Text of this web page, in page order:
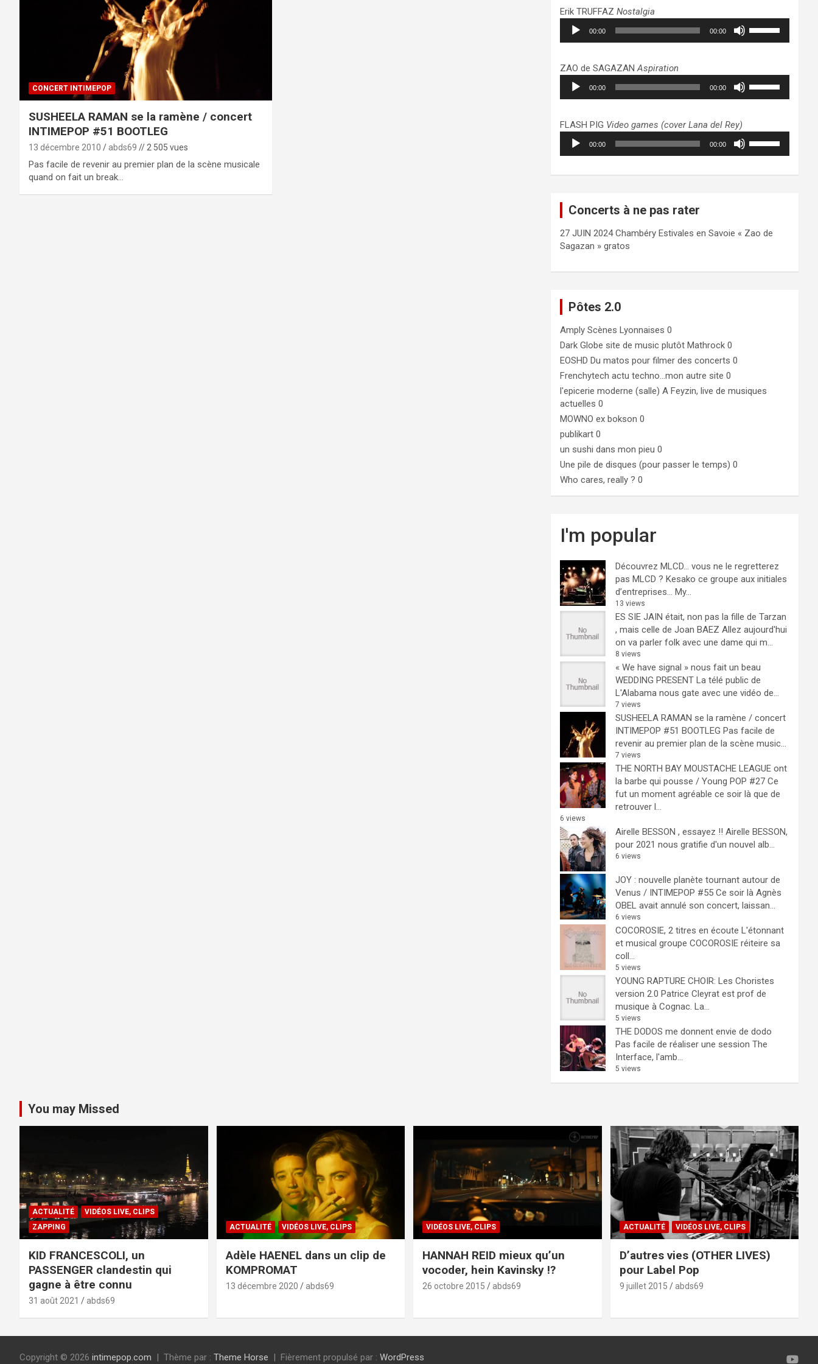
CONCERT INTIMEPOP
SUSHEELA RAMAN se la ramène / concert
INTIMEPOP #51 BOOTLEG
13 décembre 2010 abds69 // 2 505 vues
Pas facile de revenir au premier plan de la scène musicale
quand on fait un break…
pour
augmenter
ou
volume.
Erik TRUFFAZNostalgia
Lecteur
audio
00:00 00:00
pour
augmenter
ou
volume.
ZAO de SAGAZANAspiration
Lecteur
audio
00:00 00:00
pour
augmenter
ou
FLASH PIG Video games (cover Lana del Rey)
Lecteur
audio
00:00 00:00
haut/bas
le
Concerts à ne pas rater
27 JUIN 2024 Chambéry Estivales en Savoie « Zao de
Sagazan » gratos
Pôtes 2.0
Amply Scènes Lyonnaises 0
Dark Globe site de music plutôt Mathrock 0
EOSHD Du matos pour filmer des concerts 0
Frenchytech actu techno…mon autre site 0
l'epicerie moderne (salle) A Feyzin, live de musiques
actuelles 0
MOWNO ex bokson 0
publikart 0
un sushi dans mon pieu 0
Une pile de disques (pour passer le temps) 0
Who cares, really ? 0
I'm popular
Découvrez MLCD… vous ne le regretterez
pas MLCD ? Kesako ce groupe aux initiales
d’entreprises… My...
13 views
ES SIE JAIN était, non pas la fille de Tarzan
, mais celle de Joan BAEZ Allez aujourd'hui
on va parler folk avec une dame qui m...
8 views
« We have signal » nous fait un beau
WEDDING PRESENT La télé public de
L'Alabama nous gate avec une vidéo de...
7 views
SUSHEELA RAMAN se la ramène / concert
INTIMEPOP #51 BOOTLEG Pas facile de
revenir au premier plan de la scène music...
7 views
THE NORTH BAY MOUSTACHE LEAGUE ont
la barbe qui pousse / Young POP #27 Ce
fut un moment agréable ce soir là que de
retrouver l...
6 views
Airelle BESSON , essayez !! Airelle BESSON,
pour 2021 nous gratifie d'un nouvel alb...
6 views
JOY : nouvelle planète tournant autour de
Venus / INTIMEPOP #55 Ce soir là Agnès
OBEL avait annulé son concert, laissan...
6 views
COCOROSIE, 2 titres en écoute L'étonnant
et musical groupe COCOROSIE réiteire sa
coll...
5 views
YOUNG RAPTURE CHOIR: Les Choristes
version 2.0 Patrice Cleyrat est prof de
musique à Cognac. La...
5 views
THE DODOS me donnent envie de dodo
Pas facile de réaliser une session The
Interface, l'amb...
5 views
You may Missed
ACTUALITÉ
VIDÉOS LIVE, CLIPS
ZAPPING
KID FRANCESCOLI, un
PASSENGER clandestin qui
gagne à être connu
31 août 2021 abds69
ACTUALITÉ VIDÉOS LIVE, CLIPS
Adèle HAENEL dans un clip de
KOMPROMAT
13 décembre 2020 abds69
VIDÉOS LIVE, CLIPS
HANNAH REID mieux qu’un
vocoder, hein Kavinsky !?
26 octobre 2015 abds69
ACTUALITÉ VIDÉOS LIVE, CLIPS
D’autres vies (OTHER LIVES)
pour Label Pop
9 juillet 2015 abds69
Copyright © 2026 intimepop.com Thème par : Theme Horse Fièrement propulsé par : WordPress